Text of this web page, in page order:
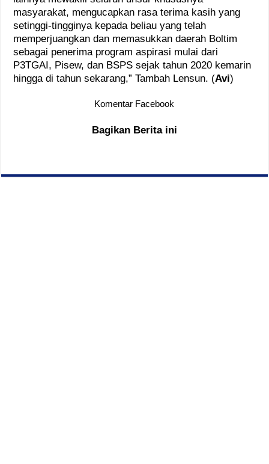
masyarakat, mengucapkan rasa terima kasih yang
setinggi-tingginya kepada beliau yang telah
memperjuangkan dan memasukkan daerah Boltim
sebagai penerima program aspirasi mulai dari
P3TGAI, Pisew, dan BSPS sejak tahun 2020 kemarin
hingga di tahun sekarang,” Tambah Lensun. (Avi)
Komentar Facebook
Bagikan Berita ini